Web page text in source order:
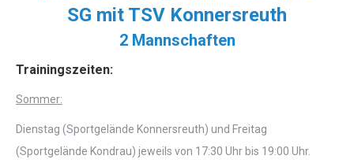
SG mit TSV Konnersreuth
2 Mannschaften
Trainingszeiten:
Sommer:
Dienstag (Sportgelände Konnersreuth) und Freitag
(Sportgelände Kondrau) jeweils von 17:30 Uhr bis 19:00 Uhr.